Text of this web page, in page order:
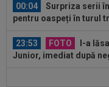
00:04
Surpriza serii
pentru oaspeți în turul
23:53 FOTO
I-a
Junior, imediat după